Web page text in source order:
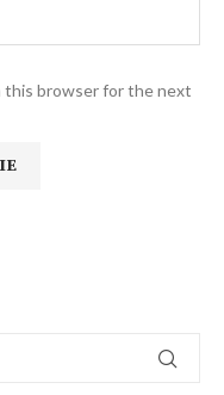
this browser for the next